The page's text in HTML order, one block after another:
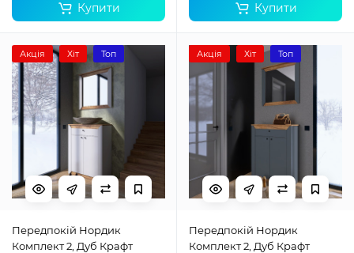
Купити Купити
Акція Хіт Топ
Передпокій Нордик
Комплект 2, Дуб Крафт
Акція Хіт Топ
Передпокій Нордик
Комплект 2, Дуб Крафт